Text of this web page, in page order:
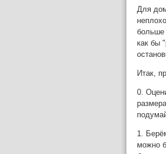
Для
больше
как бы
Итак,
0.
1.
можно